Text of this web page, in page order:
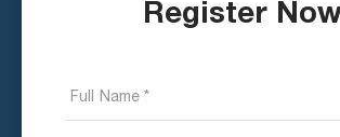
Register